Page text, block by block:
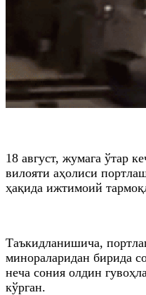
18 август, жумага ўтар
вилояти аҳолиси
ҳақида ижтимоий
Таъкидланишича,
минораларидан бирида
неча сония олдин
кўрган.